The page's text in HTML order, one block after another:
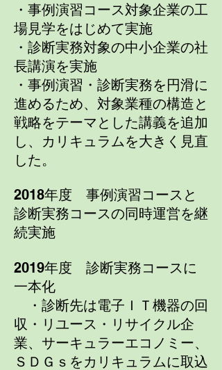
・事例演習コース対象企業の工
場見学をはじめて実施
・診断実務対象の中小企業の社
長講演を実施
・事例演習・診断実務を円滑に
進めるため、対象業種の構造と
戦略をテーマとした講義を追加
し、カリキュラムを大きく見直
した。
2018年度 事例演習コースと
診断実務コースの同時運営を継
続実施
2019年度 診断実務コースに
一本化
・診断先は電子ＩＴ機器の回
収・リユース・リサイクル企
業、サーキュラーエコノミー、
ＳＤＧｓをカリキュラムに取込